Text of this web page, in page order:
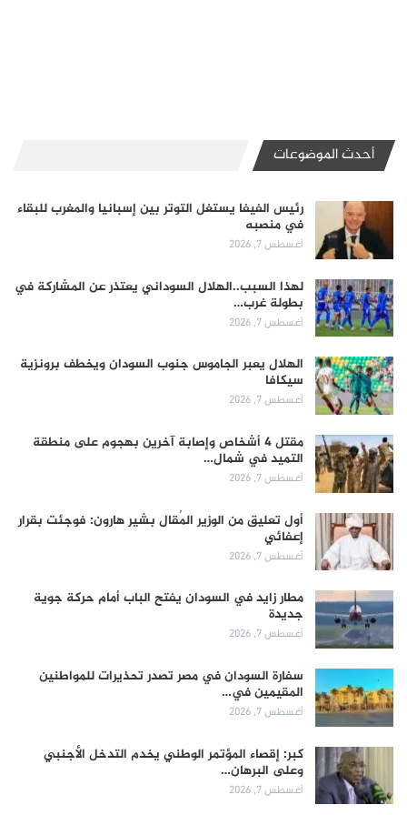
أحدث الموضوعات
رئيس الفيفا يستغل التوتر بين إسبانيا والمغرب للبقاء
في منصبه
أغسطس 7, 2026
لهذا السبب..الهلال السوداني يعتذر عن المشاركة في
بطولة غرب…
أغسطس 7, 2026
الهلال يعبر الجاموس جنوب السودان ويخطف برونزية
سيكافا
أغسطس 7, 2026
مقتل 4 أشخاص وإصابة آخرين بهجوم على منطقة
التميد في شمال…
أغسطس 7, 2026
أول تعليق من الوزير المُقال بشير هارون: فوجئت بقرار
إعفائي
أغسطس 7, 2026
مطار زايد في السودان يفتح الباب أمام حركة جوية
جديدة
أغسطس 7, 2026
سفارة السودان في مصر تصدر تحذيرات للمواطنين
المقيمين في…
أغسطس 7, 2026
كبر: إقصاء المؤتمر الوطني يخدم التدخل الأجنبي
وعلى البرهان…
أغسطس 7, 2026